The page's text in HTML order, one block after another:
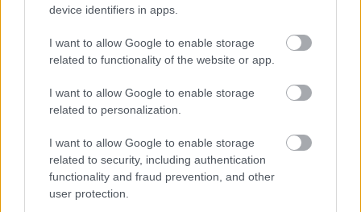
device identifiers in apps.
I want to allow Google to enable storage
related to functionality of the website or app.
I want to allow Google to enable storage
related to personalization.
I want to allow Google to enable storage
related to security, including authentication
functionality and fraud prevention, and other
user protection.
Újabb településekkel lépett előre a tizennégy megyére